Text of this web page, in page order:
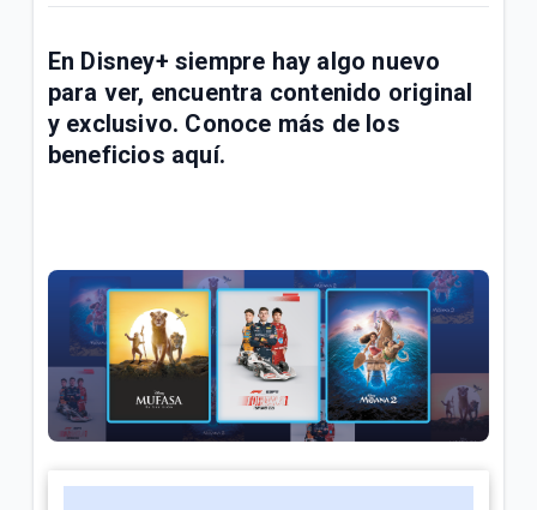
Tigo? | Hogar
¿Cómo acceder a Deezer Tigo? | Móvil
Apertura de señales paquete Premium HBO Tigo |
Las mejores series y películas están en Prime
Video | General
Términos y condiciones de Prime Video para
Hogares | Hogar
En Disney+ siempre hay algo nuevo
para ver, encuentra contenido original
y exclusivo. Conoce más de los
beneficios aquí.